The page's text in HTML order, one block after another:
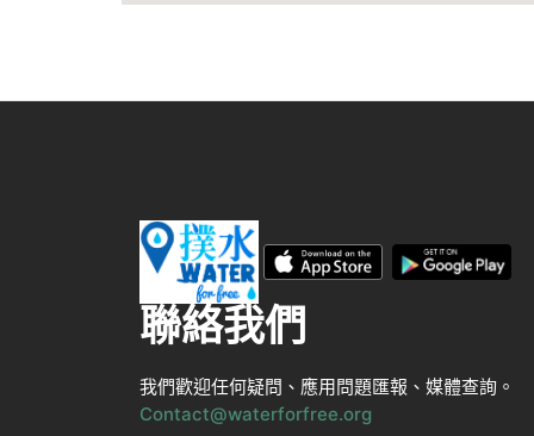
聯絡我們
我們歡迎任何疑問、應用問題匯報、媒體查詢。
Contact@waterforfree.org